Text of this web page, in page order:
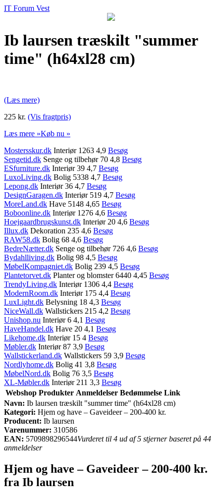
IT Forum Vest
Ib laursen træskilt "summer
time" (h64xl28 cm)
(Læs mere)
225 kr. (Vis fragtpris)
Læs mere »Køb nu »
Mostersskur.dk Interiør 1263 4,9 Besøg
Sengetid.dk Senge og tilbehør 70 4,8 Besøg
ESfurniture.dk Interiør 39 4,7 Besøg
LuxoLiving.dk Bolig 5338 4,7 Besøg
Lepong.dk Interiør 36 4,7 Besøg
DesignGaragen.dk Interiør 519 4,7 Besøg
MoreLand.dk Have 5148 4,65 Besøg
Boboonline.dk Interiør 1276 4,6 Besøg
Hoejgaardbrugskunst.dk Interiør 20 4,6 Besøg
Illux.dk Dekoration 235 4,6 Besøg
RAW58.dk Bolig 68 4,6 Besøg
BedreNætter.dk Senge og tilbehør 726 4,6 Besøg
Bydahlliving.dk Bolig 98 4,5 Besøg
MøbelKompagniet.dk Bolig 239 4,5 Besøg
Plantetorvet.dk Planter og blomster 6440 4,45 Besøg
TrendyLiving.dk Interiør 1306 4,4 Besøg
ModernRoom.dk Interiør 175 4,4 Besøg
LuxLight.dk Belysning 18 4,3 Besøg
NiceWall.dk Wallstickers 215 4,2 Besøg
Unishop.nu Interiør 6 4,1 Besøg
HaveHandel.dk Have 20 4,1 Besøg
Likehome.dk Interiør 15 4 Besøg
Møbler.dk Interiør 87 3,9 Besøg
Wallstickerland.dk Wallstickers 59 3,9 Besøg
Nordlyhome.dk Bolig 41 3,8 Besøg
MøbelNord.dk Bolig 76 3,5 Besøg
XL-Møbler.dk Interiør 211 3,3 Besøg
Webshop Produkter Anmeldelser Bedømmelse Link
Navn: Ib laursen træskilt "summer time" (h64xl28 cm)
Kategori: Hjem og have – Gaveideer – 200-400 kr.
Producent: Ib laursen
Varenummer: 310586
EAN: 5709898296544Vurderet til 4 ud af 5 stjerner baseret på 44
anmeldelser
Hjem og have – Gaveideer – 200-400 kr.
fra Ib laursen